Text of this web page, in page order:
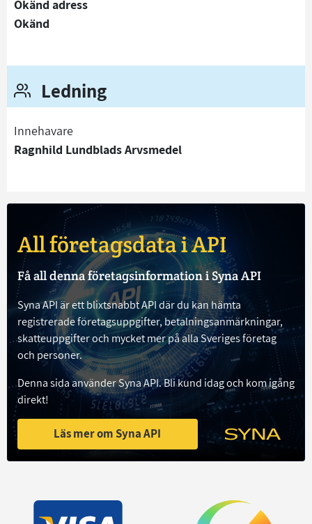
Okänd adress
Okänd
Ledning
Innehavare
Ragnhild Lundblads Arvsmedel
All företagsdata i API
Få all denna företagsinformation i Syna API
Syna API är ett blixtsnabbt API där du kan hämta
registrerade företagsuppgifter, betalningsanmärkningar,
skatteuppgifter och mycket mer på alla Sveriges företag
och personer.
Denna sida använder Syna API. Bli kund idag och kom igång
direkt!
Läs mer om Syna API